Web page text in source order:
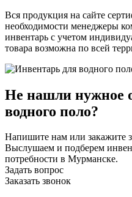
Вся продукция на сайте
необходимости менеджеры
инвентарь с учетом
товара возможна по всей
Не нашли нужное
водного поло?
Напишите нам или
Выслушаем и подберем
потребности в Мурманске.
Задать вопрос
Заказать звонок